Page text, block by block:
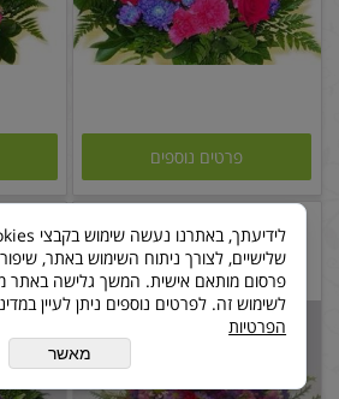
פרטים נוספים
זר פרחים ורוד סגול
שלישיים, לצורך ניתוח השימוש באתר,
פרסום מותאם אישית. המשך גלישה באתר
לשימוש זה. לפרטים נוספים ניתן לעיין
הפרטיות
מאשר